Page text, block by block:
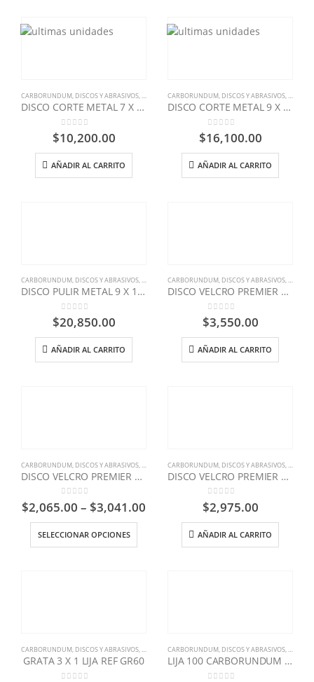
CARBORUNDUM, DISCOS Y ABRASIVOS,FERRETERIA INDUSTRIAL
DISCO CORTE METAL 7 X 1/8 -V
0 out of 5
$10,200.00
AÑADIR AL CARRITO
CARBORUNDUM, DISCOS Y ABRASIVOS,
DISCO CORTE METAL 9 X 5/64 PREMIER PREMIUM
0 out of 5
$16,100.00
AÑADIR AL CARRITO
CARBORUNDUM, DISCOS Y ABRASIVOS,FERRETERIA INDUSTRIAL
DISCO PULIR METAL 9 X 1/4 PREMIER
0out of 5
$20,850.00
AÑADIR AL CARRITO
CARBORUNDUM, DISCOS Y ABRASIVOS,
DISCO VELCRO PREMIER RED 5X0 GR 1500
0out of 5
$3,550.00
AÑADIR AL CARRITO
CARBORUNDUM, DISCOS Y ABRASIVOS,FERRETERIA INDUSTRIAL
DISCO VELCRO PREMIER RED 5X5 GR 080
0out of 5
$2,065.00 – $3,041.00
SELECCIONAR OPCIONES
CARBORUNDUM, DISCOS Y ABRASIVOS,
DISCO VELCRO PREMIER RED 6X6 GR 320
0out of 5
$2,975.00
AÑADIR AL CARRITO
CARBORUNDUM, DISCOS Y ABRASIVOS,FERRETERIA INDUSTRIAL
GRATA 3 X 1 LIJA REF GR60
CARBORUNDUM, DISCOS Y ABRASIVOS,
LIJA 100 CARBORUNDUM PREMIER PLUS